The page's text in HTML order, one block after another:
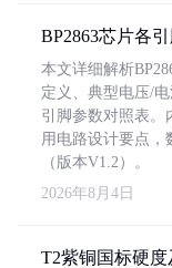
BP2863芯片各
本文详细解析
定义、典型电压/
引脚参数对照表。
用电路设计要点，
（版本V1.2）。
2026年8月4日
T2紫铜国标硬